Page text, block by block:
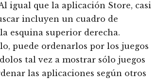
igual que la aplicación Store, casi
incluyen un cuadro de
esquina superior derecha.
puede ordenarlos por los juegos
tal vez a mostrar sólo juegos
las aplicaciones según otros